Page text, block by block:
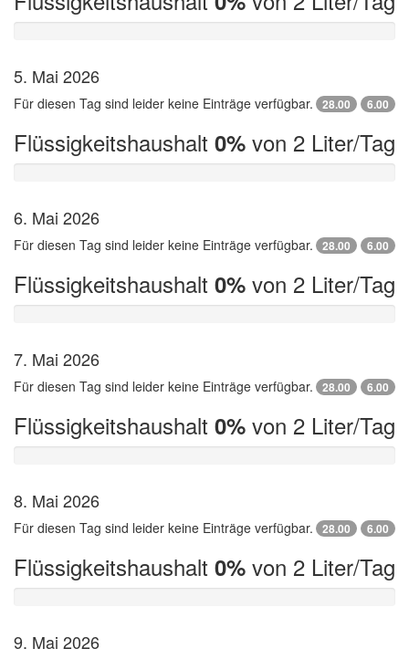
5. Mai 2026
28.00 6.00
Für diesen Tag sind leider keine Einträge verfügbar.
Flüssigkeitshaushalt 0% von 2 Liter/Tag
6. Mai 2026
28.00 6.00
Für diesen Tag sind leider keine Einträge verfügbar.
Flüssigkeitshaushalt 0% von 2 Liter/Tag
7. Mai 2026
28.00 6.00
Für diesen Tag sind leider keine Einträge verfügbar.
Flüssigkeitshaushalt 0% von 2 Liter/Tag
8. Mai 2026
28.00 6.00
Für diesen Tag sind leider keine Einträge verfügbar.
Flüssigkeitshaushalt 0% von 2 Liter/Tag
9. Mai 2026